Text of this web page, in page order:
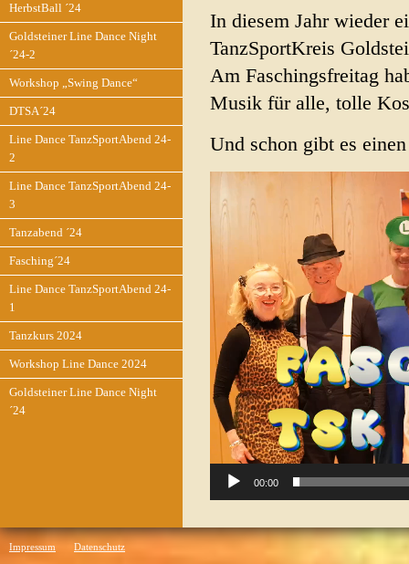
HerbstBall ´24
Goldsteiner Line Dance Night
´24-2
Workshop „Swing Dance“
DTSA´24
Line Dance TanzSportAbend 24-
2
Line Dance TanzSportAbend 24-
3
Tanzabend ´24
Fasching´24
Line Dance TanzSportAbend 24-
1
Tanzkurs 2024
Workshop Line Dance 2024
Goldsteiner Line Dance Night
´24
In diesem Jahr wieder
TanzSportKreis
Am Faschingsfreitag
Musik für alle, tolle
Und schon gibt es
Video-
00:00
Impressum Datenschutz